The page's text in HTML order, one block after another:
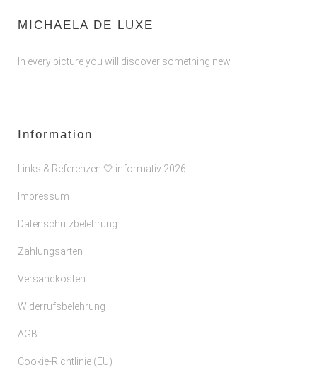
MICHAELA DE LUXE
In every picture you will discover something new.
Information
Links & Referenzen 🤍 informativ 2026
Impressum
Datenschutzbelehrung
Zahlungsarten
Versandkosten
Widerrufsbelehrung
AGB
Cookie-Richtlinie (EU)